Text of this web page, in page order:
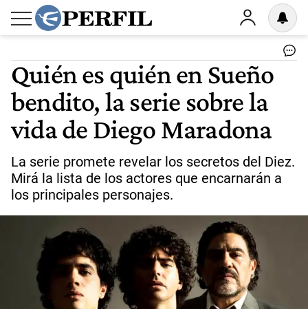
Quién es quién en Sueño
bendito, la serie sobre la
vida de Diego Maradona
La serie promete revelar los secretos del Diez.
Mirá la lista de los actores que encarnarán a
los principales personajes.